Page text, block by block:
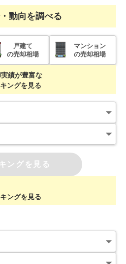
動向を調べる
戸建て
の売却相場
マンション
の売却相場
績が豊富な
ングを見る
ングを見る
ングを見る